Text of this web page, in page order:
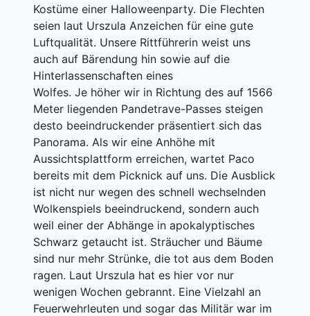
Kostüme einer Halloweenparty. Die Flechten
seien laut Urszula Anzeichen für eine gute
Luftqualität. Unsere Rittführerin weist uns
auch auf Bärendung hin sowie auf die
Hinterlassenschaften eines
Wolfes. Je höher wir in Richtung des auf 1566
Meter liegenden Pandetrave-Passes steigen
desto beeindruckender präsentiert sich das
Panorama. Als wir eine Anhöhe mit
Aussichtsplattform erreichen, wartet Paco
bereits mit dem Picknick auf uns. Die Ausblick
ist nicht nur wegen des schnell wechselnden
Wolkenspiels beeindruckend, sondern auch
weil einer der Abhänge in apokalyptisches
Schwarz getaucht ist. Sträucher und Bäume
sind nur mehr Strünke, die tot aus dem Boden
ragen. Laut Urszula hat es hier vor nur
wenigen Wochen gebrannt. Eine Vielzahl an
Feuerwehrleuten und sogar das Militär war im